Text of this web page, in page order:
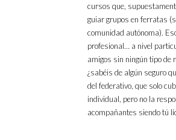
cursos que,
guiar grupos en ferratas
comunidad autónoma).
profesional… a nivel
amigos sin ningún tipo de
¿sabéis de algún seguro
del federativo, que solo
individual, pero no la
acompañantes siendo tú